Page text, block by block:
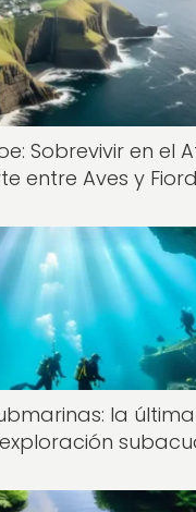
Sobrevivir en el
entre Aves y
la